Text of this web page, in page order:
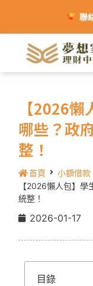
聯
【2026
哪些？政
整！
首頁
小額借款
【2026懶人包】
統整！
2026-01-17
目錄